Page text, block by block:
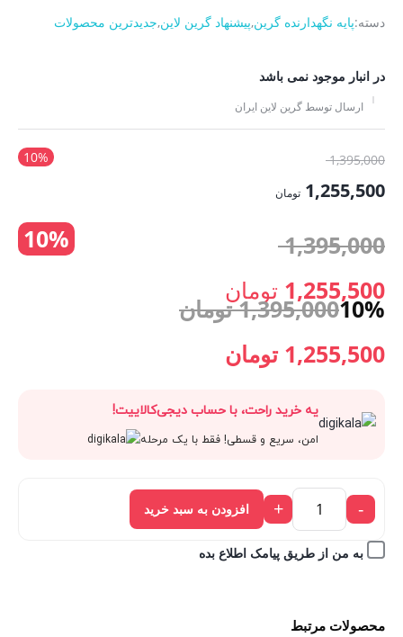
دسته:پایه نگهدارنده گرین,پیشنهاد گرین لاین,جدیدترین محصولات
در انبار موجود نمی باشد
ارسال توسط گرین لاین ایران
10% 1,395,000قیمت
اصلی:
بود.
1,255,500 تومان
فعلی:
10% 1,395,000
اصلی: 1,255,500 تومان
1,255,500 تومان.
10%
1,395,000 تومان
قیمت
1,395,000 تومان
بود.
1,255,500 تومان
فعلی:
1,255,500 تومان.
یه خرید راحت، با حساب دیجی‌کالاییت!
امن، سریع و قسطی! فقط با یک مرحله
-
+ افزودن به سبد خرید
به من از طریق پیامک اطلاع بده
محصولات مرتبط